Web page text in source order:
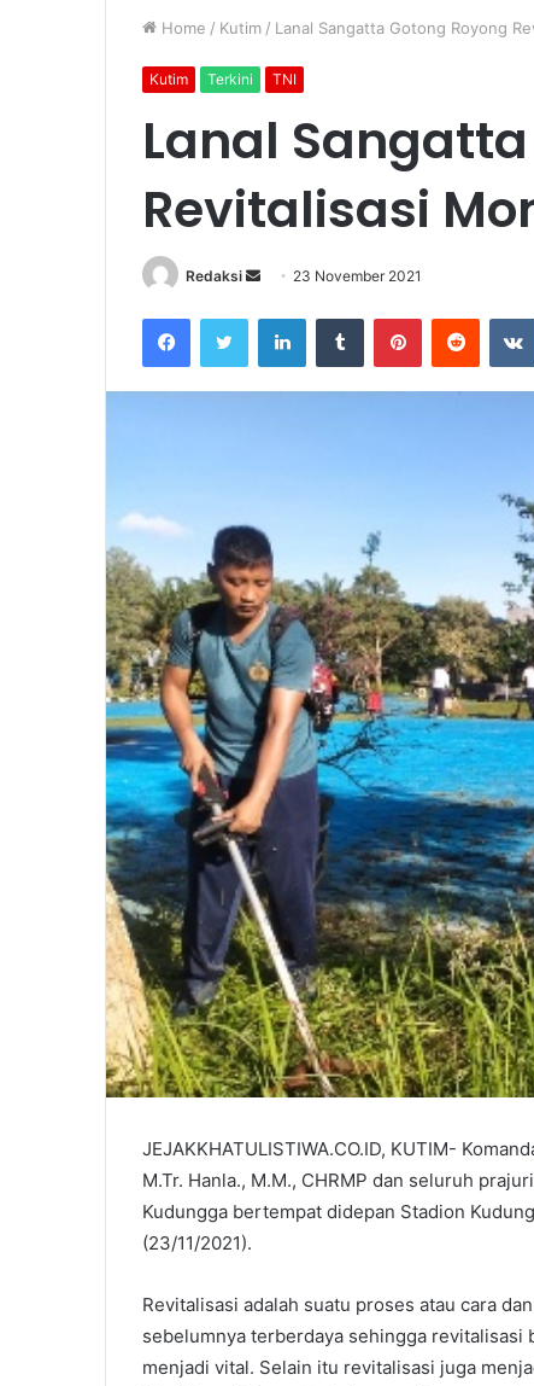
Home / Kutim / Lanal Sangatta Gotong Royong
Kutim Terkini TNI
Lanal
Revitalisasi
Redaksi
Send
email
23 November 2021
FacebookTwitter LinkedInTumblr PinterestReddit
JEJAKKHATULISTIWA.CO.ID, KUTIM-
M.Tr. Hanla., M.M., CHRMP dan seluruh
Kudungga bertempat didepan Stadion
(23/11/2021).
Revitalisasi adalah suatu proses atau cara
sebelumnya terberdaya sehingga
menjadi vital. Selain itu revitalisasi juga